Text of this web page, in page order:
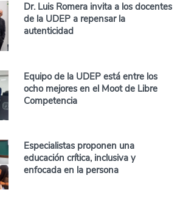
Dr. Luis Romera invita a los docentes
de la UDEP a repensar la
autenticidad
Equipo de la UDEP está entre los
ocho mejores en el Moot de Libre
Competencia
Especialistas proponen una
educación crítica, inclusiva y
enfocada en la persona